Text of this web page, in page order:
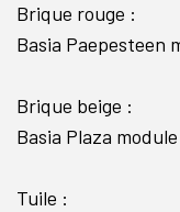
Brique rouge :
Basia Paepesteen
Brique beige :
Basia Plaza
Tuile :